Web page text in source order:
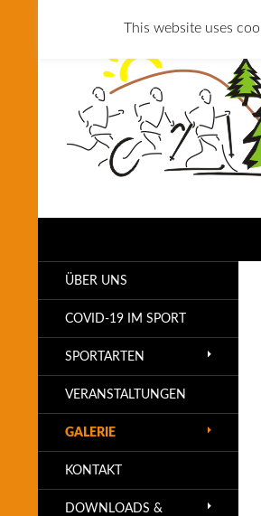
This website uses
ÜBER UNS
COVID-19 IM SPORT
SPORTARTEN
VERANSTALTUNGEN
GALERIE
KONTAKT
DOWNLOADS &